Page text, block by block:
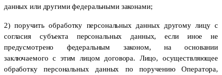
данных или другими федеральными законами;
2) поручить обработку персональных данных другому лицу с
согласия субъекта персональных данных, если иное не
предусмотрено федеральным законом, на основании
заключаемого с этим лицом договора. Лицо, осуществляющее
обработку персональных данных по поручению Оператора,